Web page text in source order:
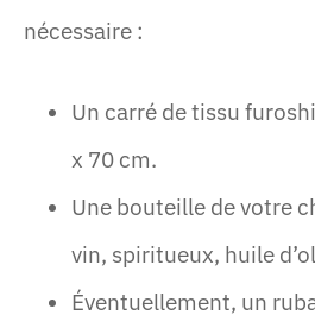
nécessaire :
Un carré de tissu
x 70 cm.
Une bouteille de votre
vin, spiritueux, huile
Éventuellement, un